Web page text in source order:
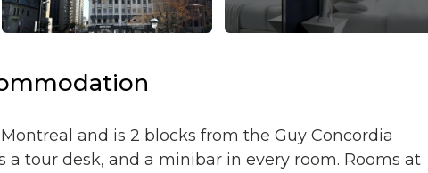
and is 2 blocks from the Guy Concordia
a tour desk, and a minibar in every room. Rooms at